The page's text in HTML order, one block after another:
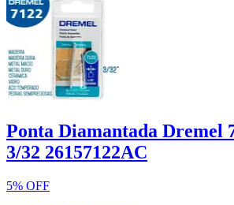
Ponta Diamantada Dremel
3/32 26157122AC
5% OFF